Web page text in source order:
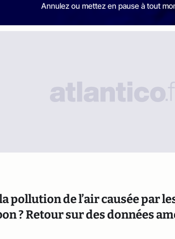
Annulez ou mettez en pause à tout
pollution de l’air causée par
? Retour sur des données